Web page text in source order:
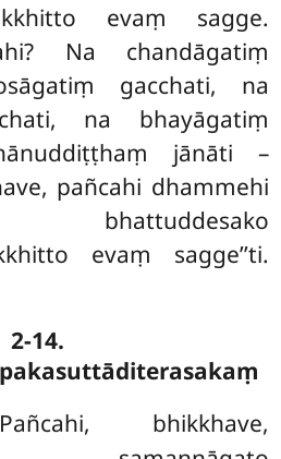
evaṃ sagge.
Na chandāgatiṃ
gacchati, na
na bhayāgatiṃ
jānāti –
pañcahi dhammehi
bhattuddesako
evaṃ sagge’’ti.
2-14.
bhikkhave,